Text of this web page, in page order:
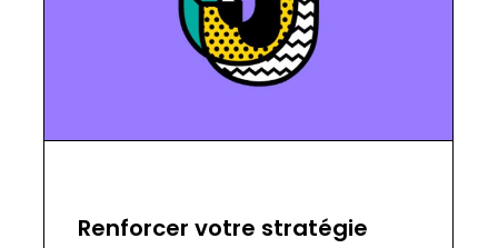
Renforcer votre stratégie